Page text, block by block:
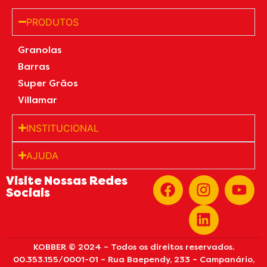
PRODUTOS
Granolas
Barras
Super Grãos
Villamar
INSTITUCIONAL
AJUDA
Visite Nossas Redes
Sociais
KOBBER © 2024 – Todos os direitos reservados.
00.353.155/0001-01 – Rua Baependy, 233 – Campanário,